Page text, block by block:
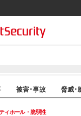
被害･事故 脅威･
ィホール・脆弱性